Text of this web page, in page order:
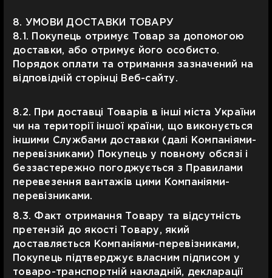
8. УМОВИ ДОСТАВКИ ТОВАРУ
8.1. Покупець отримує Товар за допомогою
доставки, або отримує його особисто.
Порядок оплати та отримання зазначений на
відповідній сторінці Веб-сайту.
8.2. При доставці Товарів в інші міста України
чи на території іншої країни, що виконується
іншими Службами доставки (далі Компаніями-
перевізниками) Покупець у повному обсязі і
беззастережно погоджується з Правилами
перевезення вантажів цими Компаніями-
перевізниками.
8.3. Факт отримання Товару та відсутність
претензій до якості Товару, який
доставляється Компаніями-перевізниками,
Покупець підтверджує власним підписом у
товаро-транспортній накладній, декларації